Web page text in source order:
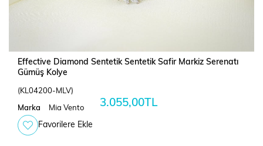
Effective Diamond Sentetik Sentetik Safir Markiz Serenatı
Gümüş Kolye
(KL04200-MLV)
Marka Mia Vento 3.055,00TL
Favorilere Ekle